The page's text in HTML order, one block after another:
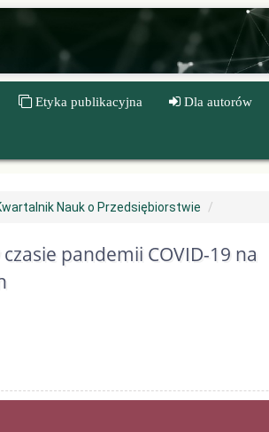
Etyka publikacyjna Dla autorów
Nauk o Przedsiębiorstwie
pandemii COVID-19 na